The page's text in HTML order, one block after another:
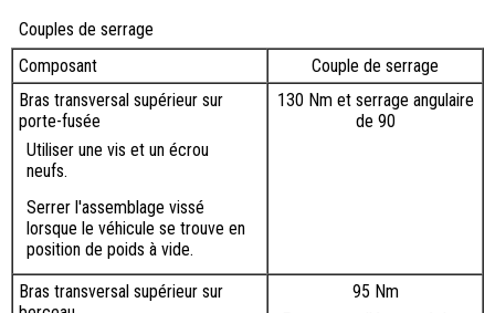
Couples de serrage
Composant
Couple de serrage
Bras transversal supérieur sur
porte-fusée
Utiliser une vis et un écrou
neufs.
Serrer l'assemblage vissé
lorsque le véhicule se trouve en
position de poids à vide.
130 Nm et serrage angulaire
de 90
Bras transversal supérieur sur
95 Nm